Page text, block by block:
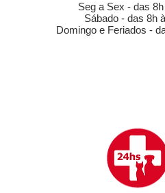
Seg a Sex - das
Sábado - das 8h
Domingo e Feriados -